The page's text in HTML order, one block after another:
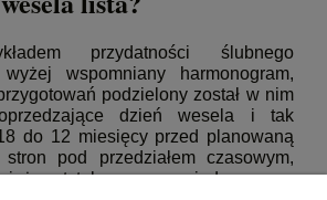
przydatności ślubnego
wspomniany harmonogram,
podzielony został w nim
dzień wesela i tak
do 12 miesięcy przed planowaną
pod przedziałem czasowym,
zatytułowana, posiada szereg